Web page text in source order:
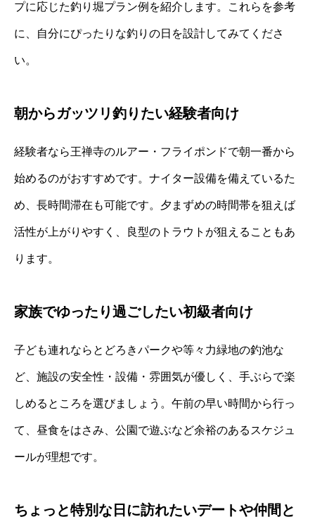
プに応じた釣り堀プラン例を紹介します。これらを参考
に、自分にぴったりな釣りの日を設計してみてくださ
い。
朝からガッツリ釣りたい経験者向け
経験者なら王禅寺のルアー・フライポンドで朝一番から
始めるのがおすすめです。ナイター設備を備えているた
め、長時間滞在も可能です。夕まずめの時間帯を狙えば
活性が上がりやすく、良型のトラウトが狙えることもあ
ります。
家族でゆったり過ごしたい初級者向け
子ども連れならとどろきパークや等々力緑地の釣池な
ど、施設の安全性・設備・雰囲気が優しく、手ぶらで楽
しめるところを選びましょう。午前の早い時間から行っ
て、昼食をはさみ、公園で遊ぶなど余裕のあるスケジュ
ールが理想です。
ちょっと特別な日に訪れたいデートや仲間と